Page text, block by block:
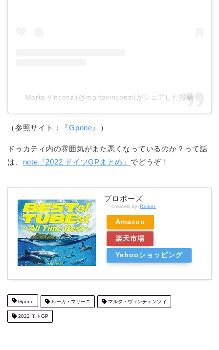
Marta Vincenzi(@martavincenzi)がシェアした投稿
（参照サイト：『Gpone 』）
ドゥカティ内の雰囲気がまた悪くなっているのか？って話
は、 note『2022 ドイツGPまとめ』 でどうぞ！
プロポーズ
created by Rinker
Amazon
楽天市場
Yahooショッピング
Gpone ルーカ・マリーニ マルタ・ヴィンチェンツィ
2022 モトGP